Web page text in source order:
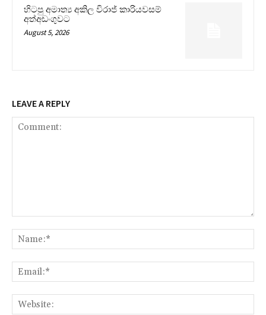
හිටපු අමාත්‍ය අකිල විරාජ් කාරියවසම්
අත්අඩංගුවට
August 5, 2026
LEAVE A REPLY